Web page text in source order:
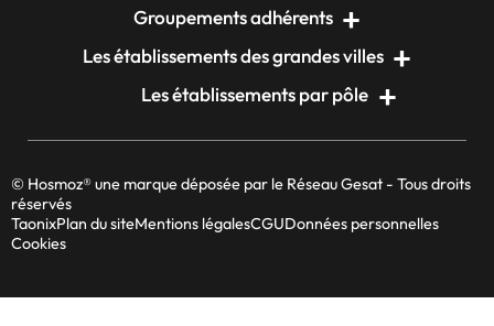
Groupements adhérents
Les établissements des grandes villes
Les établissements par pôle
© Hosmoz® une marque déposée par le Réseau Gesat - Tous droits
réservés
TaonixPlan du siteMentions légalesCGUDonnées personnelles
Cookies